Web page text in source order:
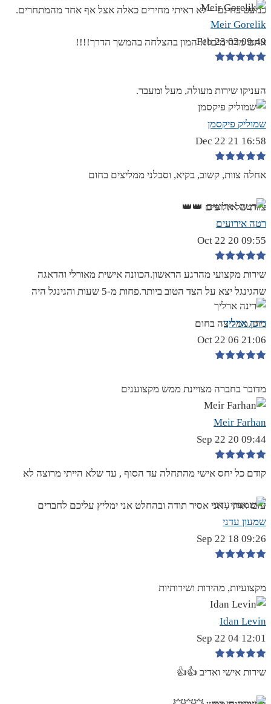
כמעט בחינם – לא ראיתי מחירים כאלה אצל אף אחד מהמתחרים.
אתם מדהימים!!! המון בהצלחה בהמשך הדרך!!!!
Meir Gorelik
09:49 02 Feb 23
העניקו שירות מעולה, מעל ומעבר.
שמוליק פיקסמן
16:58 21 Dec 22
אחלה צוות, קשוב, בקיא, וסבלני ממליצים בחום
צוות של אלופים 👑👑
רטה אירועים
09:55 20 Oct 22
שירות מקצועי מהרגע הראשון.הכוונה אישית מאורלי והדאגה
שהגינגל יצא על הצד הטוב ביותר.פחות מ-5 שעות והגינגל היה
מוכן.ממליצה בחום
רינה ארליך
21:06 06 Oct 22
מדובר בחברה מצויינת ממש מקצוענים
Meir Farhan
09:44 20 Sep 22
קודם כל יחס אישי מהתחלה עד הסוף , עד שלא הייתי מרוצה לא
עזבו אותי , אני אסיר תודה ובהחלט אני ימליץ עליכם לחברים
שמעון עדני
09:26 18 Sep 22
מקצועיות, מהירות ושירותיות
Idan Levin
12:01 04 Sep 22
שירות אישי ואדיב 👍👍